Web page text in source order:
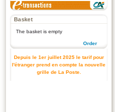
Basket
The basket is empty
Order
Depuis le 1er juillet 2025 le tarif pour
l'étranger prend en compte la nouvelle
grille de La Poste.